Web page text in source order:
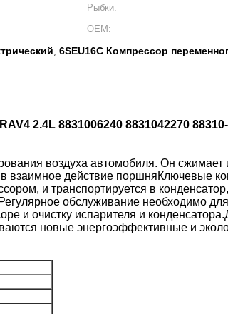
Рыбки:
OEM:
, 6SEU16C Компрессор
2.4L 8831006240 8831042270 88310-
воздуха автомобиля. Он сжимает
взаимное действие поршняКлючевые
и транспортируется в
обслуживание необходимо
и очистку испарителя и
новые энергоэффективные и